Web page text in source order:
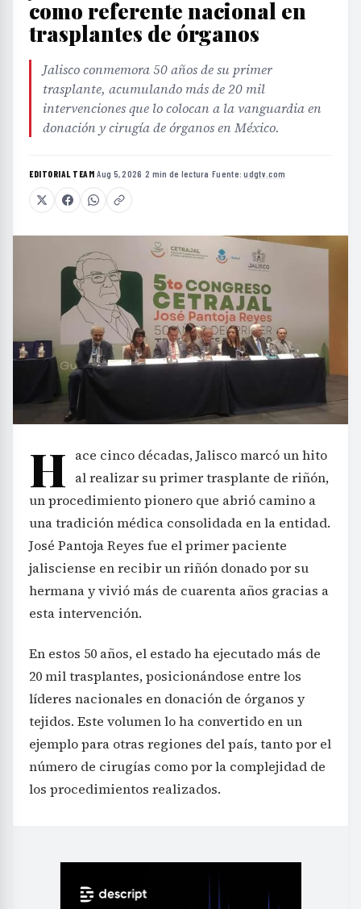
como referente nacional en
trasplantes de órganos
Jalisco conmemora 50 años de su primer
trasplante, acumulando más de 20 mil
intervenciones que lo colocan a la vanguardia en
donación y cirugía de órganos en México.
EDITORIAL TEAM·Aug 5, 2026 ·2 min de lectura ·Fuente:udgtv.com
H ace cinco décadas, Jalisco marcó un hito
al realizar su primer trasplante de riñón,
un procedimiento pionero que abrió camino a
una tradición médica consolidada en la entidad.
José Pantoja Reyes fue el primer paciente
jalisciense en recibir un riñón donado por su
hermana y vivió más de cuarenta años gracias a
esta intervención.
En estos 50 años, el estado ha ejecutado más de
20 mil trasplantes, posicionándose entre los
líderes nacionales en donación de órganos y
tejidos. Este volumen lo ha convertido en un
ejemplo para otras regiones del país, tanto por el
número de cirugías como por la complejidad de
los procedimientos realizados.